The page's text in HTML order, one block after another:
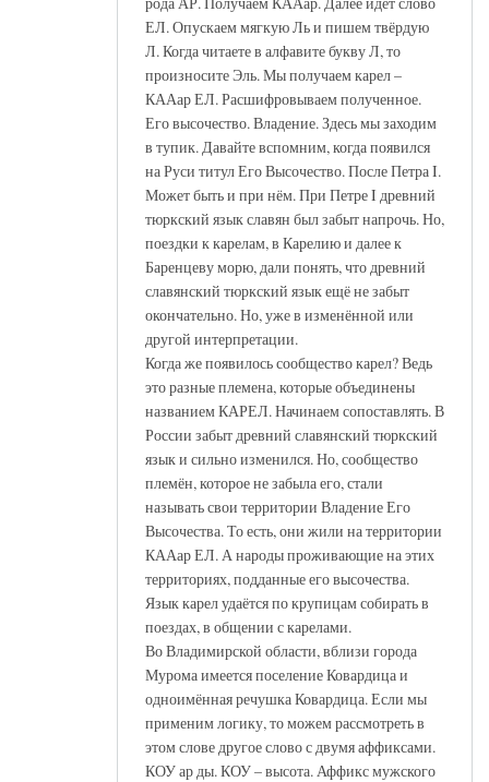
ЕЛ. Опускаем мягкую Ль и пишем твёрдую
Л. Когда читаете в алфавите букву Л, то
произносите Эль. Мы получаем карел –
КААар ЕЛ. Расшифровываем полученное.
Его высочество. Владение. Здесь мы заходим
в тупик. Давайте вспомним, когда появился
на Руси титул Его Высочество. После Петра I.
Может быть и при нём. При Петре I древний
тюркский язык славян был забыт напрочь. Но,
поездки к карелам, в Карелию и далее к
Баренцеву морю, дали понять, что древний
славянский тюркский язык ещё не забыт
окончательно. Но, уже в изменённой или
другой интерпретации.
Когда же появилось сообщество карел? Ведь
это разные племена, которые объединены
названием КАРЕЛ. Начинаем сопоставлять. В
России забыт древний славянский тюркский
язык и сильно изменился. Но, сообщество
племён, которое не забыла его, стали
называть свои территории Владение Его
Высочества. То есть, они жили на территории
КААар ЕЛ. А народы проживающие на этих
территориях, подданные его высочества.
Язык карел удаётся по крупицам собирать в
поездах, в общении с карелами.
Во Владимирской области, вблизи города
Мурома имеется поселение Ковардица и
одноимённая речушка Ковардица. Если мы
применим логику, то можем рассмотреть в
этом слове другое слово с двумя аффиксами.
КОУ ар ды. КОУ – высота. Аффикс мужского